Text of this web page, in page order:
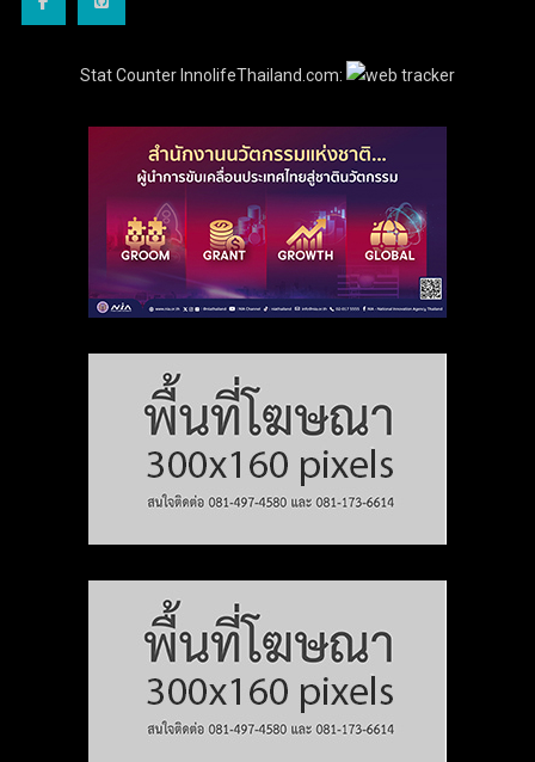
Stat Counter InnolifeThailand.com: